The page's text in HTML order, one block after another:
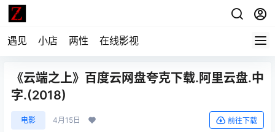
遇见 小店 两性 在线影视
《云端之上》百度云网盘夸克下载.阿里云盘.中
字.(2018)
电影 4月15日 前往下载